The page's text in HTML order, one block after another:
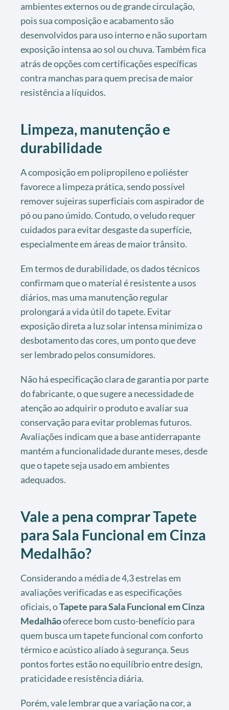
ambientes externos ou de grande circulação,
pois sua composição e acabamento são
desenvolvidos para uso interno e não suportam
exposição intensa ao sol ou chuva. Também fica
atrás de opções com certificações específicas
contra manchas para quem precisa de maior
resistência a líquidos.
Limpeza, manutenção e
durabilidade
A composição em polipropileno e poliéster
favorece a limpeza prática, sendo possível
remover sujeiras superficiais com aspirador de
pó ou pano úmido. Contudo, o veludo requer
cuidados para evitar desgaste da superfície,
especialmente em áreas de maior trânsito.
Em termos de durabilidade, os dados técnicos
confirmam que o material é resistente a usos
diários, mas uma manutenção regular
prolongará a vida útil do tapete. Evitar
exposição direta a luz solar intensa minimiza o
desbotamento das cores, um ponto que deve
ser lembrado pelos consumidores.
Não há especificação clara de garantia por parte
do fabricante, o que sugere a necessidade de
atenção ao adquirir o produto e avaliar sua
conservação para evitar problemas futuros.
Avaliações indicam que a base antiderrapante
mantém a funcionalidade durante meses, desde
que o tapete seja usado em ambientes
adequados.
Vale a pena comprar Tapete
para Sala Funcional em Cinza
Medalhão?
Considerando a média de 4,3 estrelas em
avaliações verificadas e as especificações
oficiais, oTapete para Sala Funcional em Cinza
Medalhãooferece bom custo-benefício para
quem busca um tapete funcional com conforto
térmico e acústico aliado à segurança. Seus
pontos fortes estão no equilíbrio entre design,
praticidade e resistência diária.
Porém, vale lembrar que a variação na cor, a